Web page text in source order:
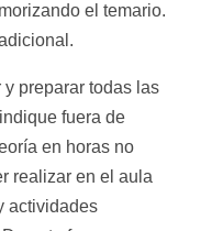
el temario.
preparar todas las
fuera de
en horas no
realizar en el aula
actividades